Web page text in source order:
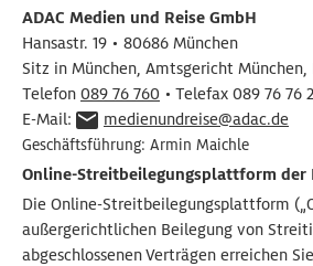
ADAC Medien und Reise GmbH
Hansastr. 19 • 80686 München
Sitz in München, Amtsgericht München,
Telefon 089 76 760 • Telefax 089 76 76
E-Mail:
medienundreise@adac.de
Geschäftsführung: Armin Maichle
Online-Streitbeilegungsplattform der
Die Online-Streitbeilegungsplattform
außergerichtlichen Beilegung von
abgeschlossenen Verträgen erreichen